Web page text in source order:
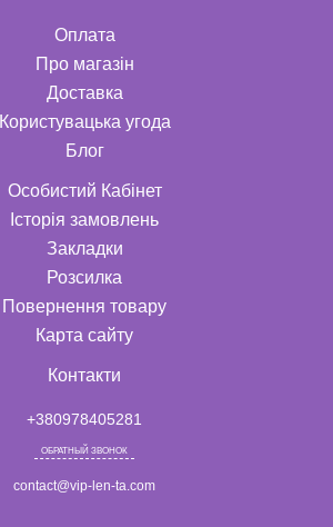
Оплата
Про магазін
Доставка
Користувацька угода
Блог
Особистий Кабінет
Історія замовлень
Закладки
Розсилка
Повернення товару
Карта сайту
Контакти
+380978405281
ОБРАТНЫЙ ЗВОНОК
contact@vip-len-ta.com